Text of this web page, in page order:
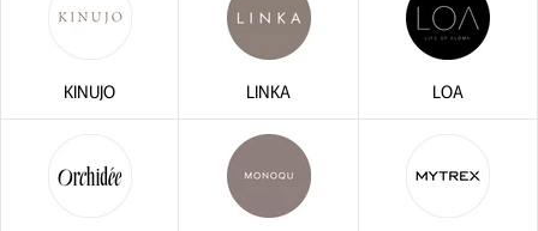
KINUJO LINKA LOA